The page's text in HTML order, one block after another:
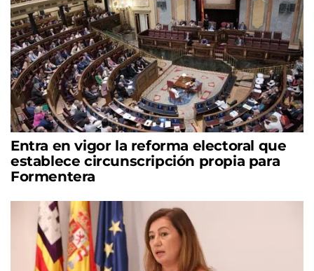
Entra en vigor la reforma electoral que
establece circunscripción propia para
Formentera